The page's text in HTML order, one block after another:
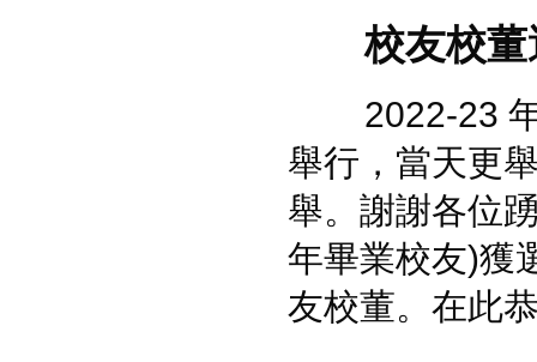
校友校
2022-23 年
舉行，當天更
舉。謝謝各位
年畢業校友)獲
友校董。在此